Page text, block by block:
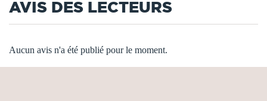
AVIS DES LECTEURS
Aucun avis n'a été publié pour le moment.